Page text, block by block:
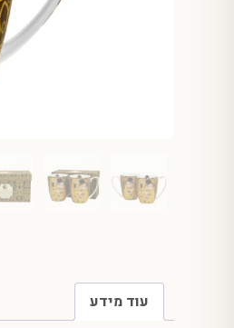
עוד מידע